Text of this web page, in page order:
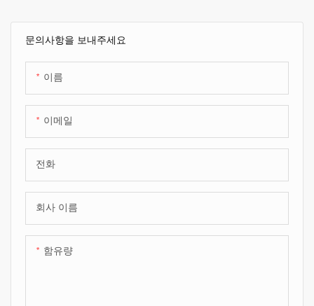
문의사항을 보내주세요
이름
이메일
전화
회사 이름
함유량